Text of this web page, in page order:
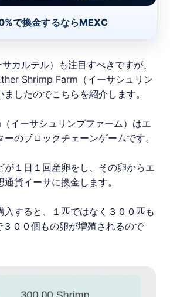
で換金するならMEXC
カルテル）も注目すべきですが、
Shrimp Farm（イーサシュリン
ましたのでこちらを紹介します。
イーサシュリンプファーム ）はエ
ーのブロックチェーンゲームです。
が１日１回産卵をし、その卵からエ
貨イーサに換金します。
入すると、１匹ではなく３００匹も
００個もの卵が増殖されるので